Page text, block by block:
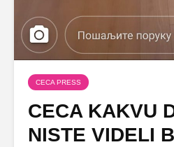
CECA PRESS
CECA KAKVU
NISTE VIDELI